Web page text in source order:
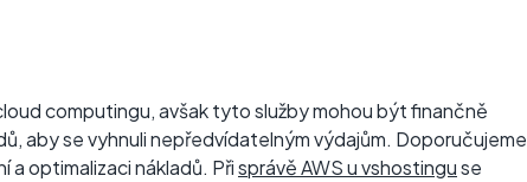
computingu, avšak tyto služby mohou být finančně
aby se vyhnuli nepředvídatelným výdajům. Doporučujeme
a optimalizaci nákladů. Přisprávě AWS u vshostinguse